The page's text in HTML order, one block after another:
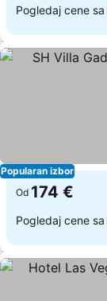
Pogledaj cene sa
Popularan izbor
Od 174 €
Pogledaj cene sa